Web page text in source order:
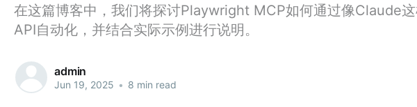
在这篇博客中，我们将探讨Playwright MCP如何通过像Claude
API自动化，并结合实际示例进行说明。
admin
Jun 19, 2025 • 8 min read